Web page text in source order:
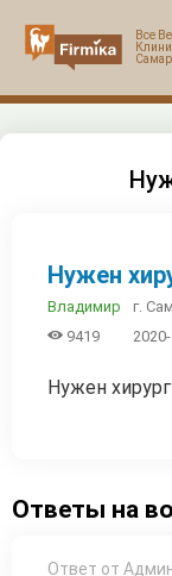
Нужен
Владимир г.
 9419
Нужен
Ответы на
Ответ от